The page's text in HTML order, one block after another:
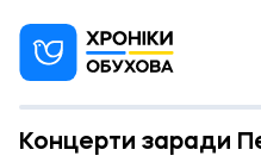
Концерти заради